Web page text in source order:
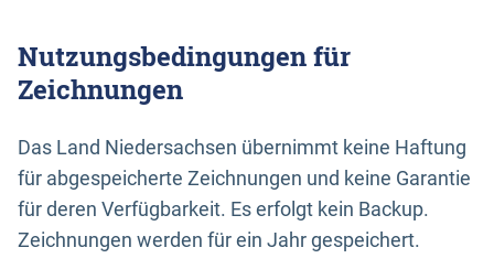
Nutzungsbedingungen für
Zeichnungen
Das Land Niedersachsen übernimmt keine Haftung
für abgespeicherte Zeichnungen und keine Garantie
für deren Verfügbarkeit. Es erfolgt kein Backup.
Zeichnungen werden für ein Jahr gespeichert.